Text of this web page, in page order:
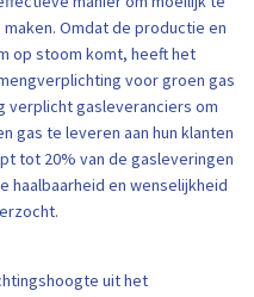
Omdat de productie en
op stoom komt, heeft het
voor groen gas
verplicht gasleveranciers om
gas te leveren aan hun klanten
tot 20% van de gasleveringen
haalbaarheid en wenselijkheid
uit het